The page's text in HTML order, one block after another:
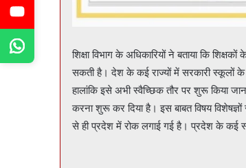
शिक्षा विभाग के अधिकारियों ने बताया कि
सकती है। देश के कई राज्यों में सरकारी स्कूलों के
हालांकि इसे अभी स्वैच्छिक तौर पर शुरू किया
करना शुरू कर दिया है। इस बाबत विषय
से ही प्रदेश में रोक लगाई गई है। प्रदेश के कई